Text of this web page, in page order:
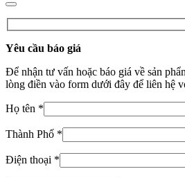
Yêu cầu báo giá
Để nhận tư vấn hoặc báo giá về sản
lòng điền vào form dưới đây để liên hệ
Họ tên *
Thành Phố *
Điện thoại *